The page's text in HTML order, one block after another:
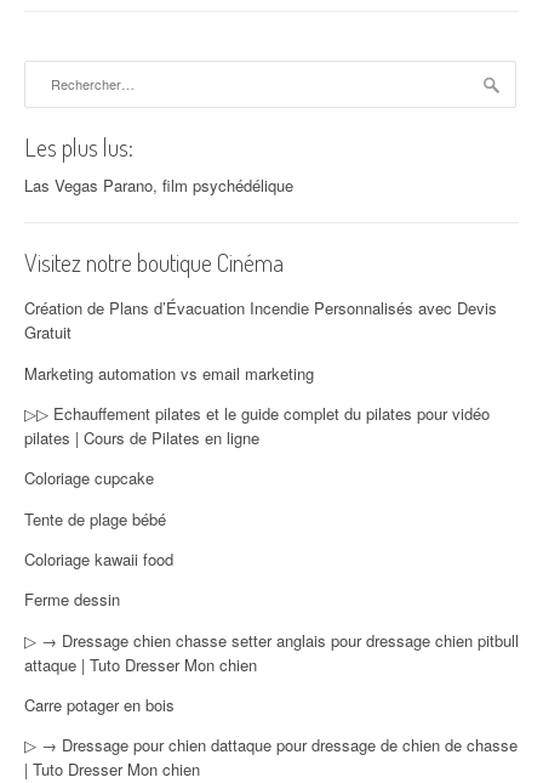
Les plus lus:
Las Vegas Parano, film psychédélique
Visitez notre boutique Cinéma
Création de Plans d’Évacuation Incendie Personnalisés avec Devis
Gratuit
Marketing automation vs email marketing
▷▷ Echauffement pilates et le guide complet du pilates pour vidéo
pilates | Cours de Pilates en ligne
Coloriage cupcake
Tente de plage bébé
Coloriage kawaii food
Ferme dessin
▷ → Dressage chien chasse setter anglais pour dressage chien pitbull
attaque | Tuto Dresser Mon chien
Carre potager en bois
▷ → Dressage pour chien dattaque pour dressage de chien de chasse
| Tuto Dresser Mon chien